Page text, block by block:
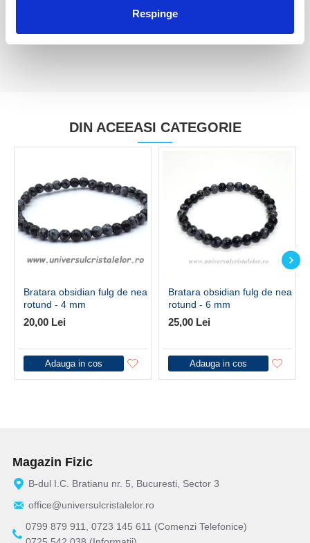
Respinge
DIN ACEEASI CATEGORIE
Bratara obsidian fulg de nea
rotund - 4 mm
20,00 Lei
Adauga in cos
Bratara obsidian fulg de nea
rotund - 6 mm
25,00 Lei
Adauga in cos
Magazin Fizic
B-dul I.C. Bratianu nr. 5, Bucuresti, Sector 3
office@universulcristalelor.ro
0799 879 911, 0723 145 611 (Comenzi Telefonice)